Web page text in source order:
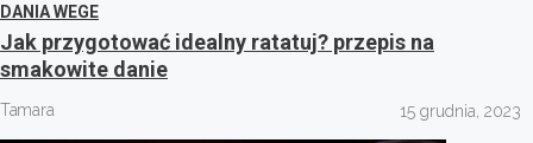
DANIA WEGE
Jak przygotować idealny ratatuj? przepis na
smakowite danie
Tamara 15 grudnia, 2023